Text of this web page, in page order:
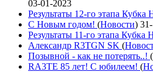
03-01-2023
Результаты 12-го этапа Кубка
С Новым годом! (Новости)
Результаты 11-го этапа Кубка
Александр R3TGN SK (
Позывной - как не потерять..! (
RA3TE 85 лет! С юбилеем! (